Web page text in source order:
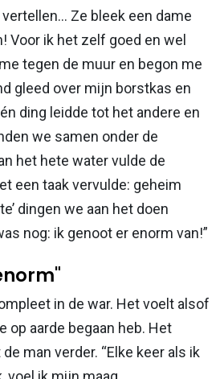
Ze bleek een dame
Voor ik het zelf goed en wel
tegen de muur en begon me
gleed over mijn borstkas en
ding leidde tot het andere en
we samen onder de
het hete water vulde de
een taak vervulde: geheim
dingen we aan het doen
nog: ik genoot er enorm van!”
in de war. Het voelt alsof
op aarde begaan heb. Het
de man verder. “Elke keer als ik